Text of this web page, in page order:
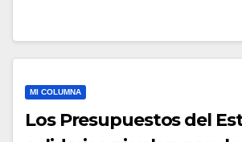
MI COLUMNA
Los Presupuestos del